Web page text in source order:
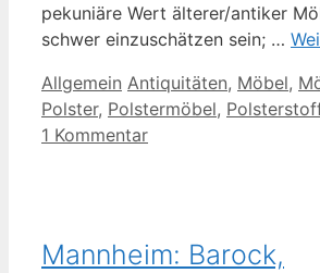
pekuniäre Wert älterer/antiker
schwer einzuschätzen sein; …
Kategorien
Allgemein Schlagwörter
Antiquitäten, Möbel,
Polster, Polstermöbel,
1 Kommentar
Mannheim: Barock,